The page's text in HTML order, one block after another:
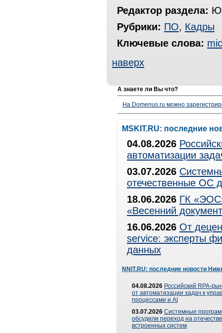
Редактор раздела:
Рубрики: ПО, Кадры
Ключевые слова:
наверх
А знаете ли Вы что?
На Domenus.ru можно
MSKIT.RU: последние
04.08.2026
автоматизации
03.07.2026
отечественные ОС
18.06.2026 ГК
«Весенний
16.06.2026 От
service: эксперты
данных
NNIT.RU: последние новости
04.08.2026 Российский RPA-
от автоматизации задач к
процессами и AI
03.07.2026 Системные
обсудили переход на
встроенных систем